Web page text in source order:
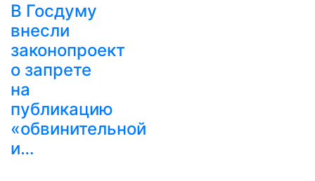
В Госдуму
внесли
законопроект
о запрете
на
публикацию
«обвинительной
и…